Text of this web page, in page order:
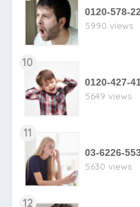
0120-578-
5990 views
10
0120-427-
5649 views
11
03-6226-
5630 views
12